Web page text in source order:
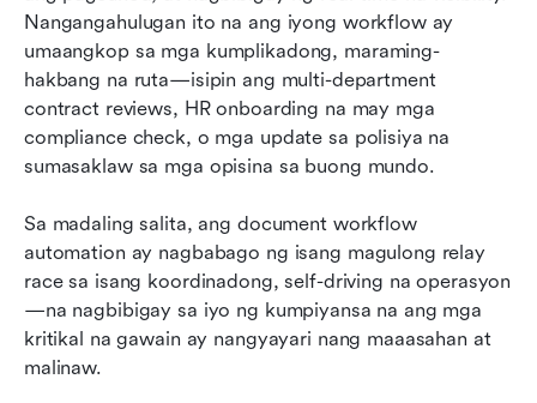
Nangangahulugan ito na ang iyong workflow ay
umaangkop sa mga kumplikadong, maraming-
hakbang na ruta—isipin ang multi-department
contract reviews, HR onboarding na may mga
compliance check, o mga update sa polisiya na
sumasaklaw sa mga opisina sa buong mundo.
Sa madaling salita, ang document workflow
automation ay nagbabago ng isang magulong relay
race sa isang koordinadong, self-driving na operasyon
—na nagbibigay sa iyo ng kumpiyansa na ang mga
kritikal na gawain ay nangyayari nang maaasahan at
malinaw.